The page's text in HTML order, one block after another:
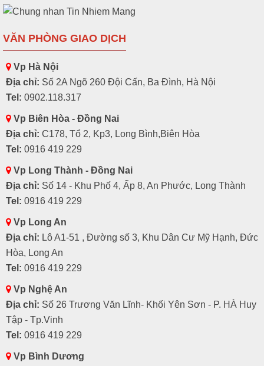
VĂN PHÒNG GIAO DỊCH
Vp Hà Nội
Địa chỉ: Số 2A Ngõ 260 Đội Cấn, Ba Đình, Hà Nội
Tel: 0902.118.317
Vp Biên Hòa - Đồng Nai
Địa chỉ: C178, Tổ 2, Kp3, Long Bình,Biên Hòa
Tel: 0916 419 229
Vp Long Thành - Đồng Nai
Địa chỉ: Số 14 - Khu Phố 4, Ấp 8, An Phước, Long Thành
Tel: 0916 419 229
Vp Long An
Địa chỉ: Lô A1-51 , Đường số 3, Khu Dân Cư Mỹ Hạnh, Đức
Hòa, Long An
Tel: 0916 419 229
Vp Nghệ An
Địa chỉ: Số 26 Trương Văn Lĩnh- Khối Yên Sơn - P. HÀ Huy
Tập - Tp.Vinh
Tel: 0916 419 229
Vp Bình Dương